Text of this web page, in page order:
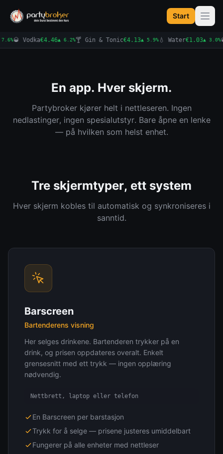
Start
🥃 Vodka €4.65▲ 4.3% 🍸 Gin & Tonic€4.02 ▼ 2.7% 💧 Water€1.08▲ 4.9% 🥃
En app. Hver skjerm.
Partybroker kjører helt i nettleseren. Ingen
nedlastinger, ingen spesialutstyr. Bare åpne en lenke
— på hvilken som helst enhet.
Tre skjermtyper, ett system
Hver skjerm kobles til automatisk og synkroniseres i
sanntid.
Barscreen
Bartenderens visning
Her selges drinkene. Bartenderen trykker på en
drink, og prisen oppdateres overalt. Enkelt
grensesnitt med ett trykk — ingen opplæring
nødvendig.
Nettbrett, laptop eller telefon
En Barscreen per barstasjon
Trykk for å selge — prisene justeres umiddelbart
Fungerer på alle enheter med nettleser